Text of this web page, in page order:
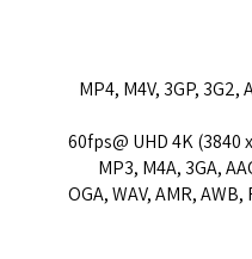
MP4, M4V, 3GP, 3G2,
MP3, M4A, 3GA,
OGA, WAV, AMR, AWB,